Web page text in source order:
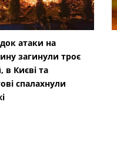
атаки на
загинули троє
в Києві та
спалахнули